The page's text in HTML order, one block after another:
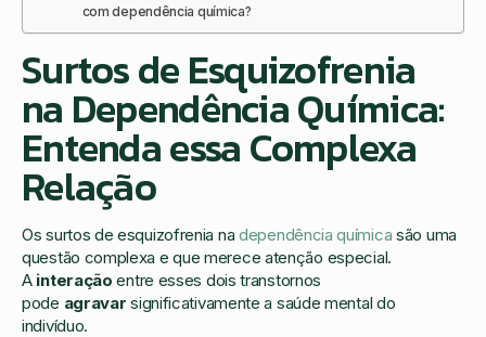
com dependência química?
Surtos de Esquizofrenia
na Dependência Química:
Entenda essa Complexa
Relação
Os surtos de esquizofrenia na dependência química são uma
questão complexa e que merece atenção especial.
A interação entre esses dois transtornos
pode agravar significativamente a saúde mental do
indivíduo.